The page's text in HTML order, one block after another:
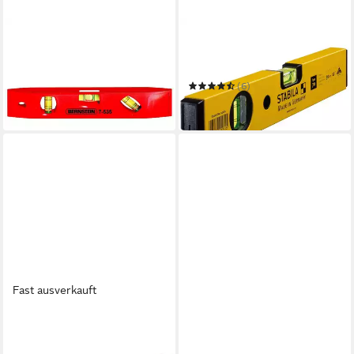
16,00 €
in 4-5 Werktagen bei dir
Wasserwaage30 cm 2281
(6)
ab 23,67 €
in 2-3 Werktagen bei dir
Fast ausverkauft